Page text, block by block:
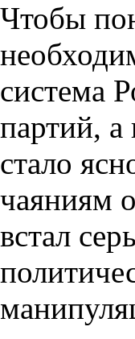
Чтобы
система
партий,
стало
чаяниям
встал